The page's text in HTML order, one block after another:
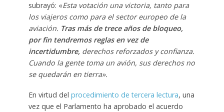
subrayó: «Esta votación una victoria, tanto para
los viajeros como para el sector europeo de la
aviación. Tras más de trece años de bloqueo,
por fin tendremos reglas en vez de
incertidumbre, derechos reforzados y confianza.
Cuando la gente toma un avión, sus derechos no
se quedarán en tierra».
En virtud del procedimiento de tercera lectura, una
vez que el Parlamento ha aprobado el acuerdo